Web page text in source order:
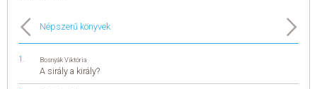
Népszerű könyvek
Bosnyák Viktória
A sirály a király?